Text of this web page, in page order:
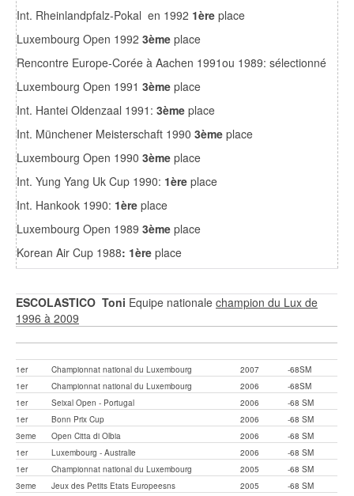
Int. Rheinlandpfalz-Pokal en 1992 1ère place
Luxembourg Open 1992 3ème place
Rencontre Europe-Corée à Aachen 1991ou 1989: sélectionné
Luxembourg Open 1991 3ème place
Int. Hantei Oldenzaal 1991: 3ème place
Int. Münchener Meisterschaft 1990 3ème place
Luxembourg Open 1990 3ème place
Int. Yung Yang Uk Cup 1990: 1ère place
Int. Hankook 1990: 1ère place
Luxembourg Open 1989 3ème place
Korean Air Cup 1988: 1ère place
ESCOLASTICO Toni Equipe nationale champion du Lux de
1996 à 2009
1er Championnat national du Luxembourg 2007
-68SM
1er
Championnat national du Luxembourg 2006
-68SM
1er
Seixal Open - Portugal 2006
-68 SM
1er
Bonn Prix Cup 2006
-68 SM
3eme
Open Citta di Olbia 2006
-68 SM
1er
Luxembourg - Australie 2006
-68 SM
1er
Championnat national du Luxembourg 2005
-68 SM
3eme
Jeux des Petits Etats Europeesns 2005
-68 SM